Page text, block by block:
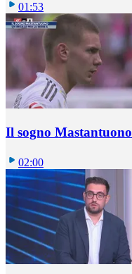
01:53
Il sogno Mastantuono
02:00